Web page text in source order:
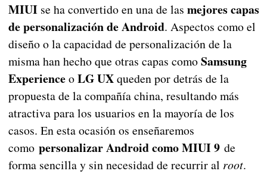
MIUIse ha convertido en una de las mejores capas
de personalización de Android. Aspectos como el
diseño o la capacidad de personalización de la
misma han hecho que otras capas comoSamsung
ExperienceoLG UXqueden por detrás de la
propuesta de la compañía china, resultando más
atractiva para los usuarios en la mayoría de los
casos. En esta ocasión os enseñaremos
como personalizar Android como MIUI 9 de
forma sencilla y sin necesidad de recurrir al root.